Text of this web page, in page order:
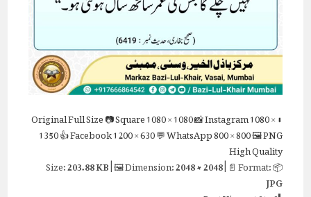
⬇ Original
Full Size📷 Square1080 × 1080📸 Instagram1080 ×
1350👍 Facebook1200 × 630💬 WhatsApp800 × 800🖼 PNG
High Quality
📦 Size:
203.88 KB| 🖼 Dimension:2048 × 2048| 📄 Format:
JPG